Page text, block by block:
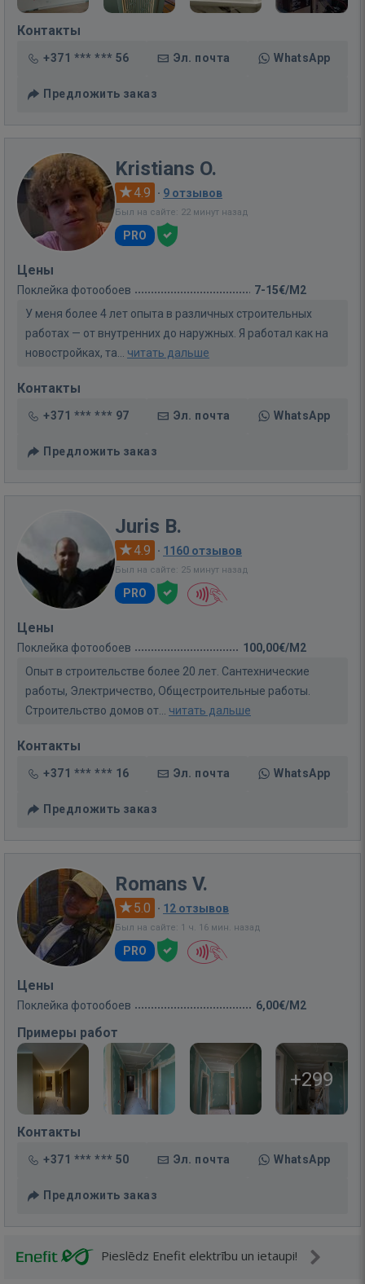
Контакты
+371 *** *** 56 Эл. почта WhatsApp
Предложить заказ
Kristians O.
4.9 · 9 отзывов
Был на сайте: 22 минут назад
PRO
Цены
Поклейка фотообоев
7-15€/M2
У меня более 4 лет опыта в различных строительных
работах — от внутренних до наружных. Я работал как на
новостройках, та... читать дальше
Контакты
+371 *** *** 97 Эл. почта WhatsApp
Предложить заказ
Juris B.
4.9 · 1160 отзывов
Был на сайте: 25 минут назад
PRO
Цены
Поклейка фотообоев
100,00€/M2
Опыт в строительстве более 20 лет. Сантехнические
работы, Электричество, Общестроительные работы.
Строительство домов от... читать дальше
Контакты
+371 *** *** 16 Эл. почта WhatsApp
Предложить заказ
Romans V.
5.0 · 12 отзывов
Был на сайте: 1 ч. 16 мин. назад
PRO
Цены
Поклейка фотообоев 6,00€/M2
Примеры работ
+299
Контакты
+371 *** *** 50 Эл. почта WhatsApp
Предложить заказ
Pieslēdz Enefit elektrību un ietaupi!